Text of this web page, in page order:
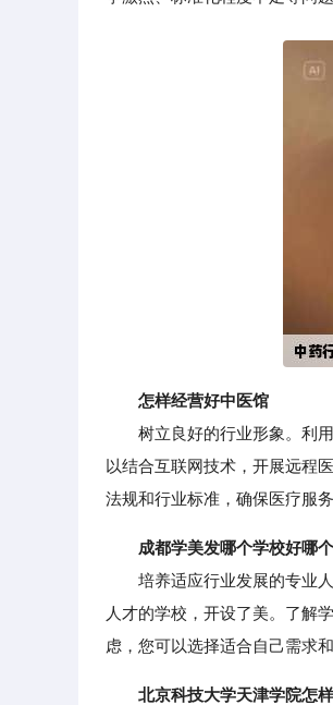
怎样经营好中医馆
树立良好的行业形象。利用
以结合互联网技术，开展远程
法规和行业标准，确保医疗服
成都学美发哪个学校好哪
培养适应行业发展的专业人
人才的学校，开设了美。了解
虑，您可以选择适合自己需求
北京科技大学天津学院怎样